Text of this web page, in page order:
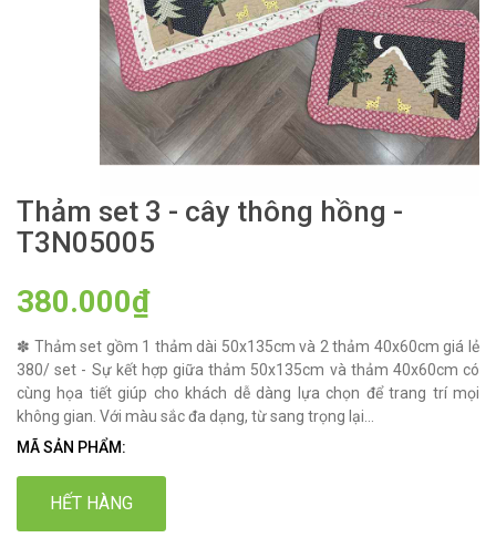
Thảm set 3 - cây thông hồng -
T3N05005
380.000₫
✽ Thảm set gồm 1 thảm dài 50x135cm và 2 thảm 40x60cm giá lẻ
380/ set - Sự kết hợp giữa thảm 50x135cm và thảm 40x60cm có
cùng họa tiết giúp cho khách dễ dàng lựa chọn để trang trí mọi
không gian. Với màu sắc đa dạng, từ sang trọng lại...
MÃ SẢN PHẨM:
HẾT HÀNG